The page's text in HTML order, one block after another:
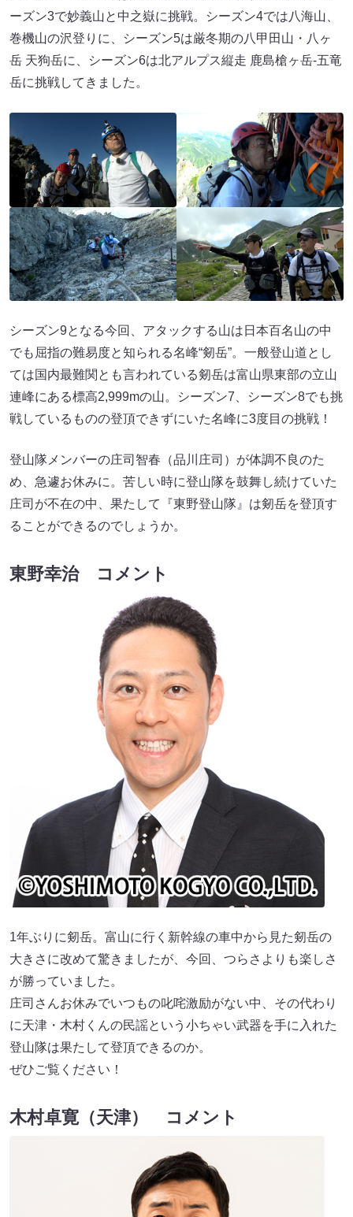
ーズン3で妙義山と中之嶽に挑戦。シーズン4では八海山、
巻機山の沢登りに、シーズン5は厳冬期の八甲田山・八ヶ
岳 天狗岳に、シーズン6は北アルプス縦走 鹿島槍ヶ岳-五竜
岳に挑戦してきました。
シーズン9となる今回、アタックする山は日本百名山の中
でも屈指の難易度と知られる名峰“剱岳”。一般登山道とし
ては国内最難関とも言われている剱岳は富山県東部の立山
連峰にある標高2,999mの山。シーズン7、シーズン8でも挑
戦しているものの登頂できずにいた名峰に3度目の挑戦！
登山隊メンバーの庄司智春（品川庄司）が体調不良のた
め、急遽お休みに。苦しい時に登山隊を鼓舞し続けていた
庄司が不在の中、果たして『東野登山隊』は剱岳を登頂す
ることができるのでしょうか。
東野幸治 コメント
1年ぶりに剱岳。富山に行く新幹線の車中から見た剱岳の
大きさに改めて驚きましたが、今回、つらさよりも楽しさ
が勝っていました。
庄司さんお休みでいつもの叱咤激励がない中、その代わり
に天津・木村くんの民謡という小ちゃい武器を手に入れた
登山隊は果たして登頂できるのか。
ぜひご覧ください！
木村卓寛（天津） コメント